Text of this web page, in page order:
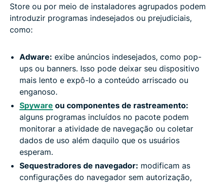
Store ou por meio de instaladores agrupados podem
introduzir programas indesejados ou prejudiciais,
como:
Adware: exibe anúncios indesejados, como pop-
ups ou banners. Isso pode deixar seu dispositivo
mais lento e expô-lo a conteúdo arriscado ou
enganoso.
Spyware ou componentes de rastreamento:
alguns programas incluídos no pacote podem
monitorar a atividade de navegação ou coletar
dados de uso além daquilo que os usuários
esperam.
Sequestradores de navegador: modificam as
configurações do navegador sem autorização,